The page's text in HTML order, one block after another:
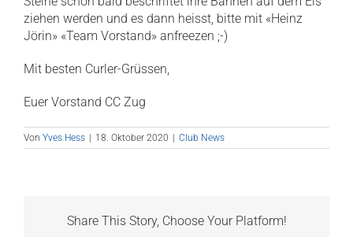
ziehen werden und es dann heisst, bitte mit «Heinz
Jörin» «Team Vorstand» anfreezen ;-)
Mit besten Curler-Grüssen,
Euer Vorstand CC Zug
Von Yves Hess 18. Oktober 2020 Club News
Share This Story, Choose Your Platform!